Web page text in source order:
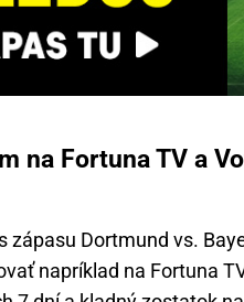
na Fortuna TV a
zápasu Dortmund vs.
napríklad na Fortuna